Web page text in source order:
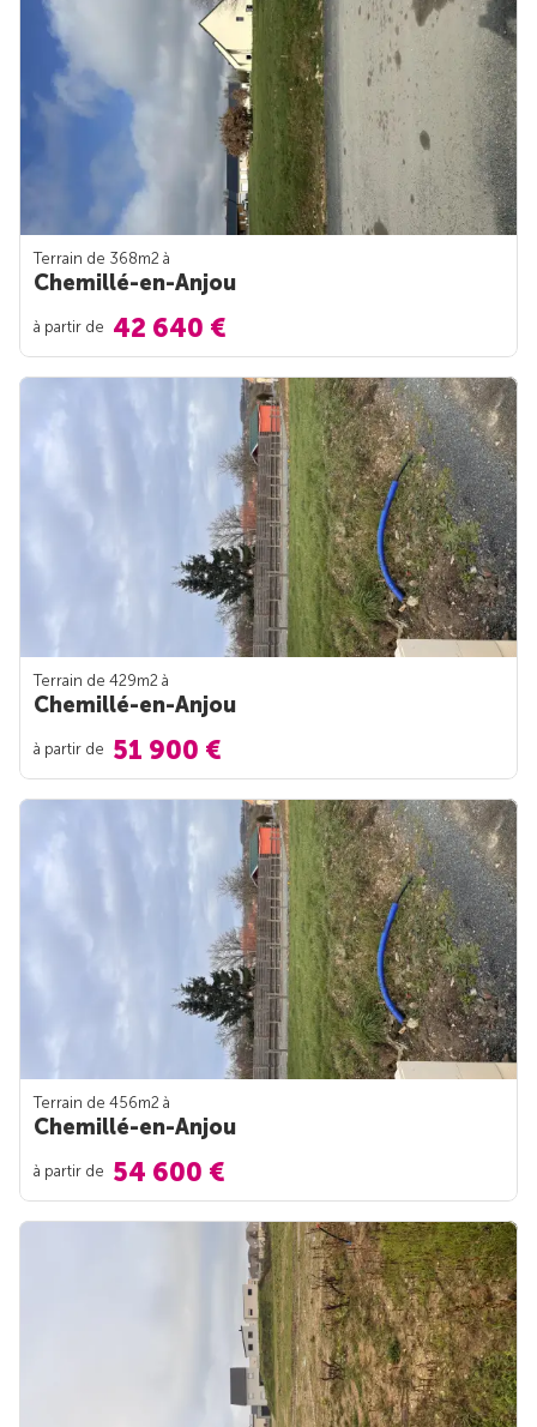
Terrain de 368m2 à
Chemillé-en-Anjou
à partir de 42 640 €
Terrain de 429m2 à
Chemillé-en-Anjou
à partir de 51 900 €
Terrain de 456m2 à
Chemillé-en-Anjou
à partir de 54 600 €